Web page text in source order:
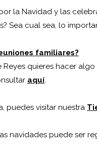
la Navidad y las
Sea cual sea, lo
familiares?
quieres hacer
aquí.
puedes visitar nuestra
navidades puede ser